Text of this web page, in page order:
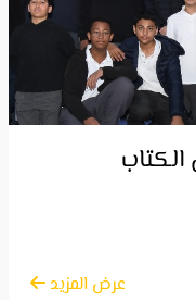
الكتاب
عرض المزيد